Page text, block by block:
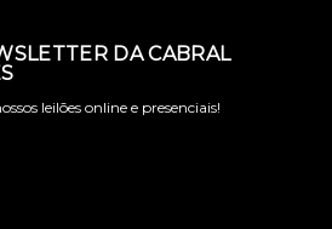
DA CABRAL
leilões online e presenciais!